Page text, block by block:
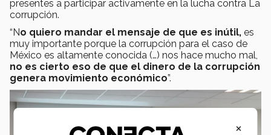
presentes a participar activamente en la lucha contra La
corrupción.
“No quiero mandar el mensaje de que es inútil, es
muy importante porque la corrupción para el caso de
México es altamente conocida (…) nos hace mucho mal,
no es cierto eso de que el dinero de la corrupción
genera movimiento económico”.
×